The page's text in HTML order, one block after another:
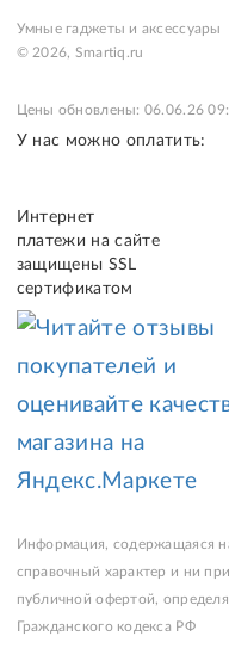
Умные гаджеты и аксессуары
© 2026, Smartiq.ru
Цены обновлены: 06.06.26
У нас можно оплатить:
Интернет
платежи на сайте
защищены SSL
сертификатом
Информация, содержащаяся
справочный характер и ни
публичной офертой,
Гражданского кодекса РФ